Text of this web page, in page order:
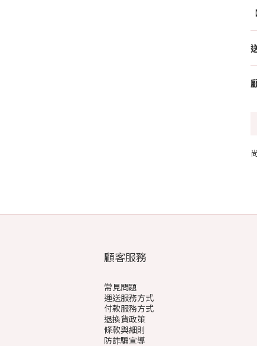
顧客服務
常見問題
運送服務方式
付款服務方式
退換貨政策
條款與細則
防詐騙宣導